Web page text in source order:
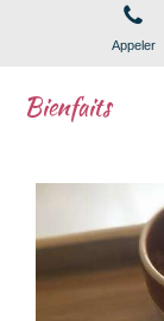
Appeler
Bienfaits